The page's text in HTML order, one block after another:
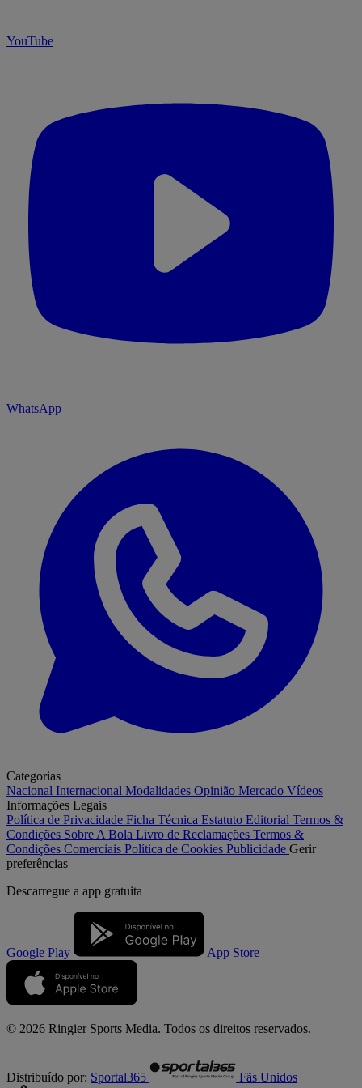
YouTube
WhatsApp
Categorias
Nacional Internacional Modalidades Opinião Mercado Vídeos
Informações Legais
Política de Privacidade Ficha Técnica Estatuto Editorial Termos &
Condições Sobre A Bola Livro de Reclamações Termos &
Condições Comerciais Política de Cookies Publicidade Gerir
preferências
Descarregue a app gratuita
Google Play App Store
© 2026 Ringier Sports Media. Todos os direitos reservados.
Distribuído por: Sportal365 Fãs Unidos